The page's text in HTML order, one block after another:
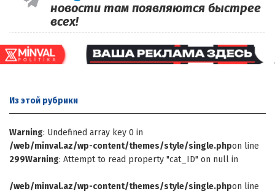
новости там появляются быстрее
всех!
Из этой рубрики
Warning: Undefined array key 0 in
/web/minval.az/wp-content/themes/style/single.phpon line
299Warning: Attempt to read property "cat_ID" on null in
/web/minval.az/wp-content/themes/style/single.phpon line